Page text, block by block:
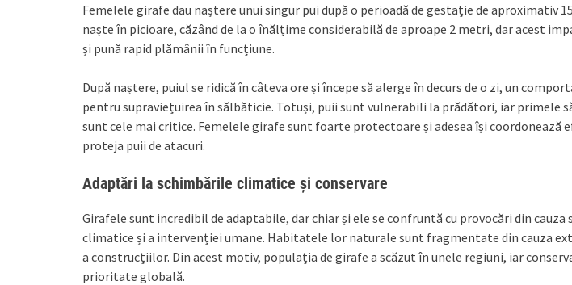
Femelele girafe dau naștere unui singur pui după o perioadă de gestație de aproximativ
naște în picioare, căzând de la o înălțime considerabilă de aproape 2 metri, dar acest
și pună rapid plămânii în funcțiune.
După naștere, puiul se ridică în câteva ore și începe să alerge în decurs de o zi, un
pentru supraviețuirea în sălbăticie. Totuși, puii sunt vulnerabili la prădători, iar primele
sunt cele mai critice. Femelele girafe sunt foarte protectoare și adesea își coordonează
proteja puii de atacuri.
Adaptări la schimbările climatice și conservare
Girafele sunt incredibil de adaptabile, dar chiar și ele se confruntă cu provocări din
climatice și a intervenției umane. Habitatele lor naturale sunt fragmentate din cauza
a construcțiilor. Din acest motiv, populația de girafe a scăzut în unele regiuni, iar
prioritate globală.